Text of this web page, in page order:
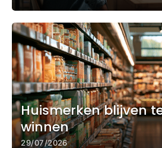
Huismerken blijven
winnen
29/07/2026